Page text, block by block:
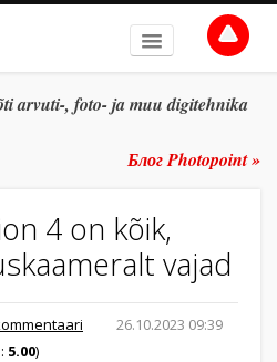
arvuti-, foto- ja muu digitehnika
Блог Photopoint »
4 on kõik,
vajad
26.10.2023 09:39
5.00)